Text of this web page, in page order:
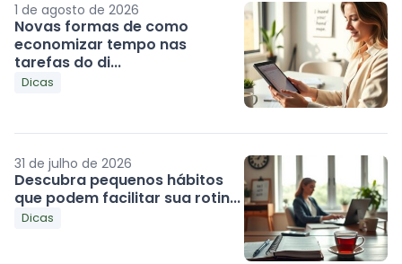
1 de agosto de 2026
Novas formas de como
economizar tempo nas
tarefas do di...
Dicas
31 de julho de 2026
Descubra pequenos hábitos
que podem facilitar sua rotin...
Dicas